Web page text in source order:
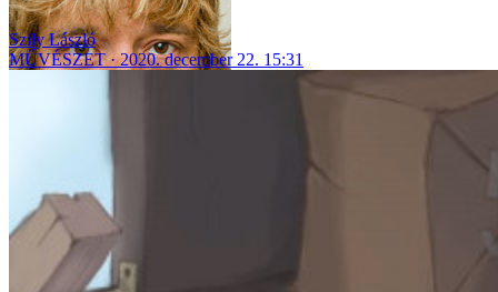
Szily László
MŰVÉSZET
2020. december 22. 15:31